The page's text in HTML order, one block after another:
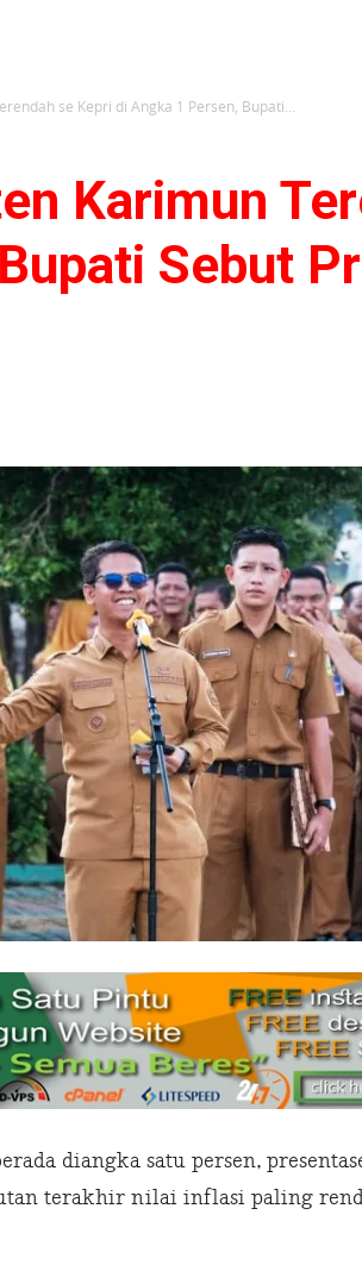
se Kepri di Angka 1 Persen, Bupati...
Karimun
Sebut
diangka satu persen,
terakhir nilai inflasi paling